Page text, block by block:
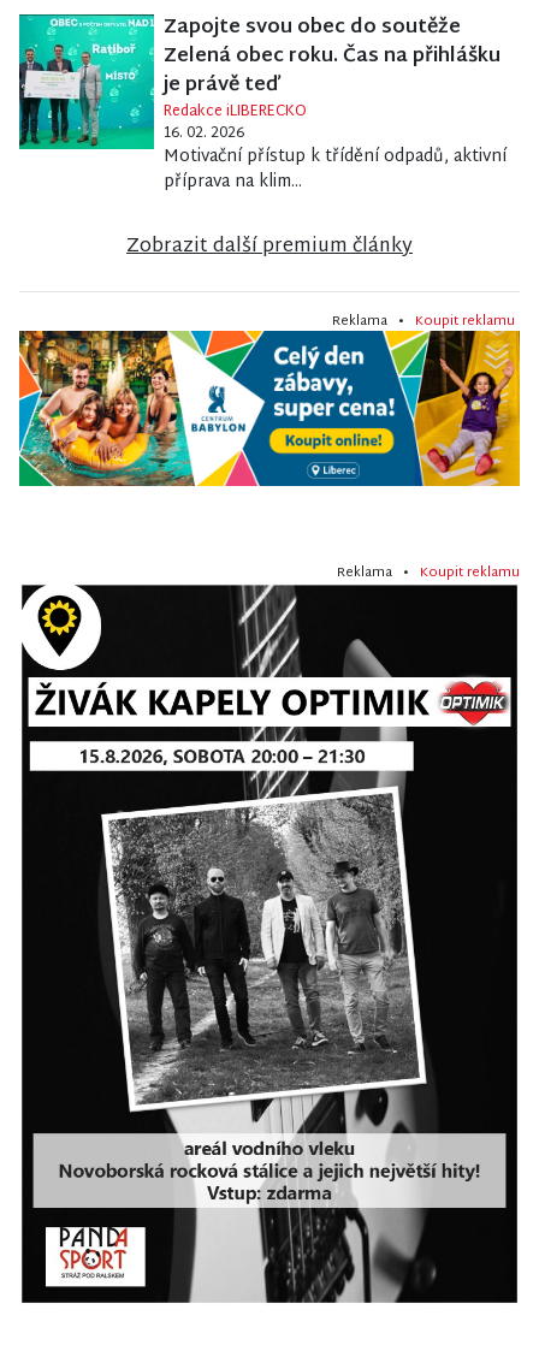
Zapojte svou obec do soutěže
Zelená obec roku. Čas na přihlášku
je právě teď
Redakce iLIBERECKO
16. 02. 2026
Motivační přístup k třídění odpadů, aktivní
příprava na klim...
Zobrazit další premium články
Reklama • Koupit reklamu
Reklama • Koupit reklamu